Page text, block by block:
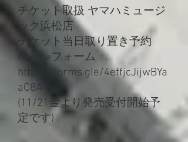
チケット取扱 ヤマハミュージ
ック浜松店
チケット当日取り置き予約
Googleフォーム
https://forms.gle/4effjcJijwBYa
aC8A
(11/21金より発売受付開始予
定です)